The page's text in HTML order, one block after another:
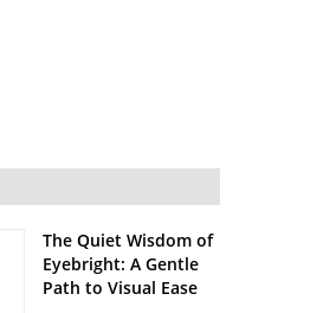
The Quiet Wisdom of
Eyebright: A Gentle
Path to Visual Ease